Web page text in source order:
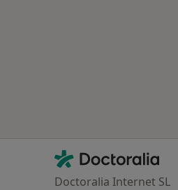
Contacto
Doctoralia - Página de inicio
Doctoralia Internet SL